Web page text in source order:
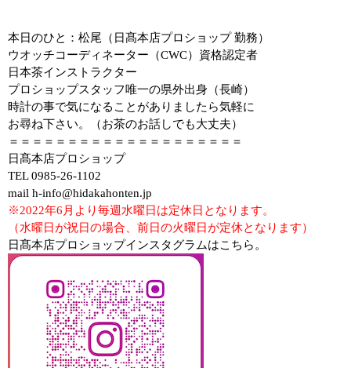
本日のひと：松尾（日髙本店プロショップ 勤務）
ウオッチコーディネーター（CWC）資格認定者
日本茶インストラクター
プロショップスタッフ唯一の県外出身（長崎）
時計の事で気になることがありましたら気軽に
お尋ね下さい。（お茶のお話しでも大丈夫）
＝＝＝＝＝＝＝＝＝＝＝＝＝＝＝＝＝＝＝＝
日髙本店プロショップ
TEL 0985-26-1102
mail h-info@hidakahonten.jp
※2022年6月より毎週水曜日は定休日となります。
（水曜日が祝日の場合、前日の火曜日が定休となります）
日髙本店プロショップインスタグラムはこちら。